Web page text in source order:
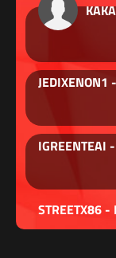
JEDIXENON1
IGREENTEAI
STREETX86 -